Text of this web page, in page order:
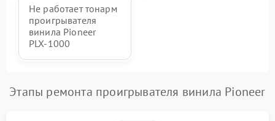
Не работает тонарм
проигрывателя
винила Pioneer
PLX‑1000
Этапы ремонта проигрывателя винила Pioneer